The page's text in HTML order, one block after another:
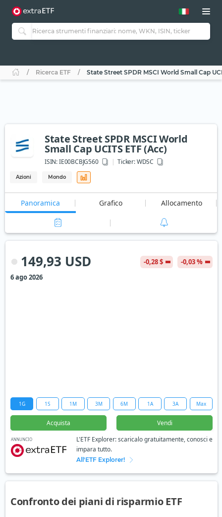
Ricerca ETF State Street SPDR MSCI World Small Cap
State Street SPDR MSCI World
Small Cap UCITS ETF (Acc)
ISIN:IE00BCBJG560 Ticker:WDSC
Azioni Mondo
Panoramica Grafico Allocamento
149,93 USD -0,28 $
-0,03 %
6 ago 2026
1G 1S 1M 3M 6M 1A 3A Max
Acquista Vendi
ANNUNCIO
L'ETF Explorer: scaricalo gratuitamente, conosci e
impara tutto.
All'ETF Explorer!
Confronto dei piani di risparmio ETF